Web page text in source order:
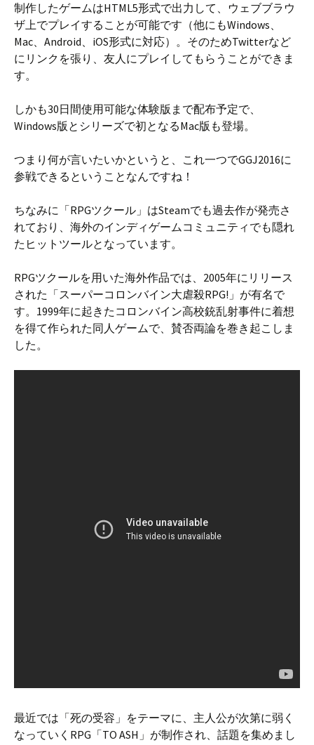
制作したゲームはHTML5形式で出力して、ウェブブラウ
ザ上でプレイすることが可能です（他にもWindows、
Mac、Android、iOS形式に対応）。そのためTwitterなど
にリンクを張り、友人にプレイしてもらうことができま
す。
しかも30日間使用可能な体験版まで配布予定で、
Windows版とシリーズで初となるMac版も登場。
つまり何が言いたいかというと、これ一つでGGJ2016に
参戦できるということなんですね！
ちなみに「RPGツクール」はSteamでも過去作が発売さ
れており、海外のインディゲームコミュニティでも隠れ
たヒットツールとなっています。
RPGツクールを用いた海外作品では、2005年にリリース
された「スーパーコロンバイン大虐殺RPG!」が有名で
す。1999年に起きたコロンバイン高校銃乱射事件に着想
を得て作られた同人ゲームで、賛否両論を巻き起こしま
した。
最近では「死の受容」をテーマに、主人公が次第に弱く
なっていくRPG「TO ASH」が制作され、話題を集めまし